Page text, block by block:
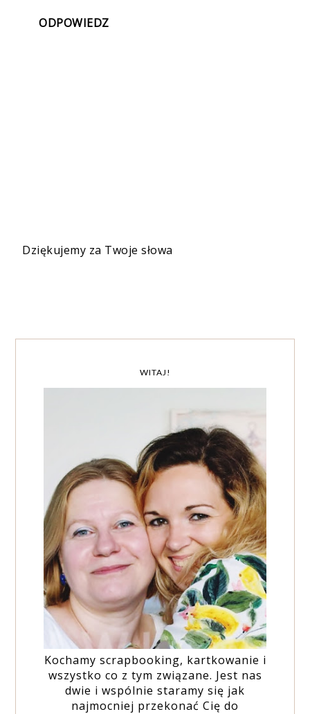
ODPOWIEDZ
Dziękujemy za Twoje słowa
WITAJ!
Kochamy scrapbooking, kartkowanie i
wszystko co z tym związane. Jest nas
dwie i wspólnie staramy się jak
najmocniej przekonać Cię do